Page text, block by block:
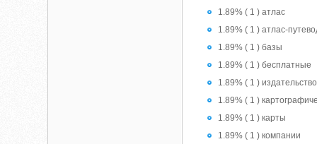
1.89% ( 1 ) атлас
1.89% ( 1 ) атлас-
1.89% ( 1 ) базы
1.89% ( 1 ) бесплатные
1.89% ( 1 ) издательство
1.89% ( 1 )
1.89% ( 1 ) карты
1.89% ( 1 ) компании